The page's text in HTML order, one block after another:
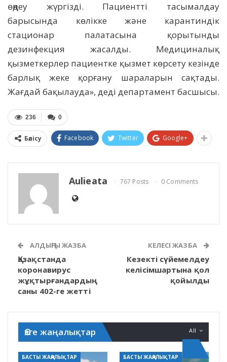
өңдеу жүргізді. Пациентті тасымалдау
барысында көлікке және карантиндік
стационар палатасына қорытынды
дезинфекция жасалды. Медициналық
қызметкерлер пациентке қызмет көрсету кезінде
барлық жеке қорғану шараларын сақтады.
Жағдай бақылауда», деді департамент басшысы.
0
236
Бөлісу Facebook Twitter Google+
Aulieata 767 Posts 0 Comments
АЛДЫҢҒЫ ЖАЗБА
Қазақстанда
коронавирус
жұқтырғандардың
саны 402-ге жетті
КЕЛЕСІ ЖАЗБА
Кезекті сүйемелдеу
келісімшартына қол
қойылды
All
Өзге жаңалықтар
БАСТЫ ЖАҢАЛЫҚТАР БАСТЫ ЖАҢАЛЫҚТАР